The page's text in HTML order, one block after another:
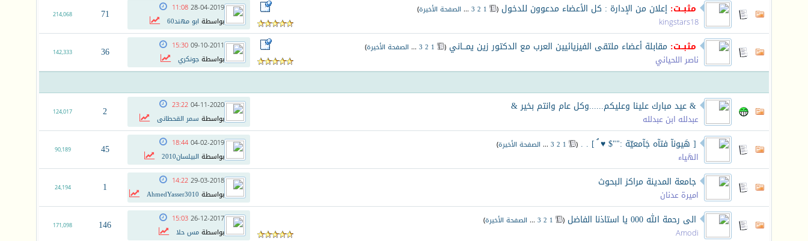
مثبــت: إعلان من الإدارة : كل الأعضاء مدعوون للدخول (
1
2
3
... الصفحة الأخيرة)
kingstars18
28-04-2019
11:08
بواسطة ابو مهند60 71
214,068
مثبــت: مقابلة أعضاء ملتقى الفيزيائيين العرب مع الدكتور زين يمـــاني (
1
2
3
... الصفحة الأخيرة)
ناصر اللحياني
09-10-2011
15:30
بواسطةجونكري 36
142,333
& عيد مبارك علينا وعليكم......وكل عام وانتم بخير &
عبدلله ابن عبدلله
04-11-2020
23:22
بواسطة سمر القحطانى 2
124,017
[ هَيونآ فتآه جَآمعيّة :""$ ♥ ُ ] . . (
1
2
3
... الصفحة الأخيرة)
الهَياء
04-02-2019
18:44
بواسطة البيلسان2010 45
90,189
جامعة المدينة مراكز البحوث
اميرة عدنان
29-03-2018
14:22
بواسطة AhmedYasser3010
1
24,194
الى رحمة الله 000 يا استاذنا الفاضل (
1
2
3
... الصفحة الأخيرة)
Amodi
26-12-2017
15:03
بواسطةمس حلا 146
171,098